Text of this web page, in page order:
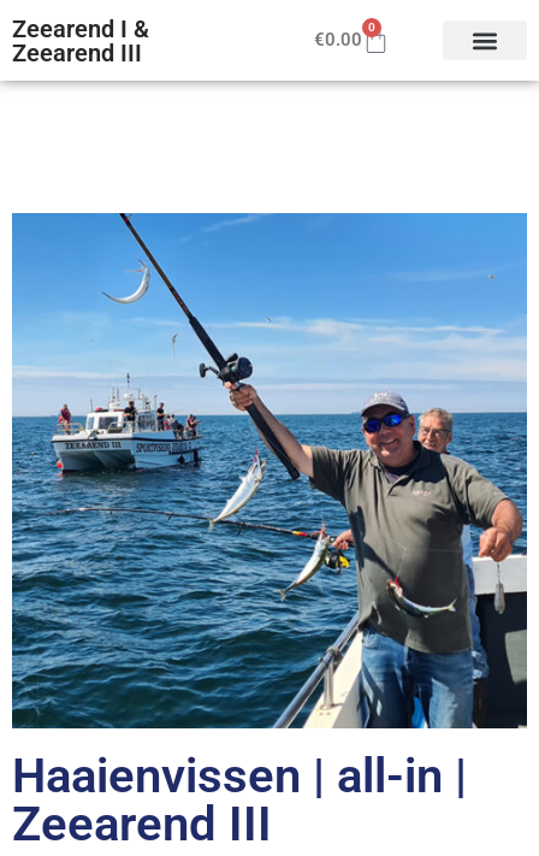
Zeearend I &
Zeearend III
€0.00
0
Haaienvissen | all-in |
Zeearend III